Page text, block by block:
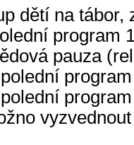
dětí na tábor,
program
pauza